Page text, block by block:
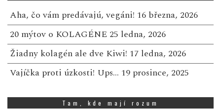
Aha, čo vám predávajú, vegáni! 16 března, 2026
20 mýtov o KOLAGÉNE 25 ledna, 2026
Žiadny kolagén ale dve Kiwi! 17 ledna, 2026
Vajíčka proti úzkosti! Ups… 19 prosince, 2025
Tam, kde mají rozum